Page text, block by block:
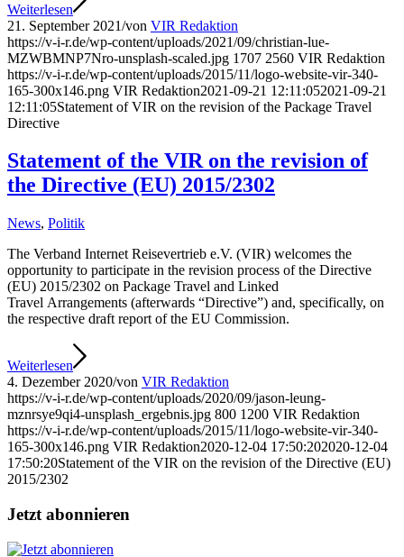
Weiterlesen
21. September 2021/von VIR Redaktion
https://v-i-r.de/wp-content/uploads/2021/09/christian-lue-
MZWBMNP7Nro-unsplash-scaled.jpg 1707 2560 VIR Redaktion
https://v-i-r.de/wp-content/uploads/2015/11/logo-website-vir-340-
165-300x146.png VIR Redaktion2021-09-21 12:11:052021-09-21
12:11:05Statement of VIR on the revision of the Package Travel
Directive
Statement of the VIR on the revision of
the Directive (EU) 2015/2302
News, Politik
The Verband Internet Reisevertrieb e.V. (VIR) welcomes the
opportunity to participate in the revision process of the Directive
(EU) 2015/2302 on Package Travel and Linked
Travel Arrangements (afterwards “Directive”) and, specifically, on
the respective draft report of the EU Commission.
Weiterlesen
4. Dezember 2020/von VIR Redaktion
https://v-i-r.de/wp-content/uploads/2020/09/jason-leung-
mznrsye9qi4-unsplash_ergebnis.jpg 800 1200 VIR Redaktion
https://v-i-r.de/wp-content/uploads/2015/11/logo-website-vir-340-
165-300x146.png VIR Redaktion2020-12-04 17:50:202020-12-04
17:50:20Statement of the VIR on the revision of the Directive (EU)
2015/2302
Jetzt abonnieren